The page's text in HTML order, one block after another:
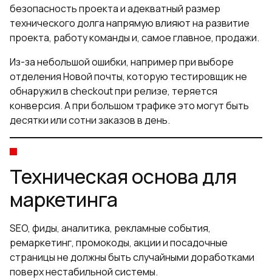
безопасность проекта и адекватный размер
технического долга напрямую влияют на развитие
проекта, работу команды и, самое главное, продажи.
Из-за небольшой ошибки, например при выборе
отделения Новой почты, которую тестировщик не
обнаружил в checkout при релизе, теряется
конверсия. А при большом трафике это могут быть
десятки или сотни заказов в день.
Техническая основа для
маркетинга
SEO, фиды, аналитика, рекламные события,
ремаркетинг, промокоды, акции и посадочные
страницы не должны быть случайными доработками
поверх нестабильной системы.